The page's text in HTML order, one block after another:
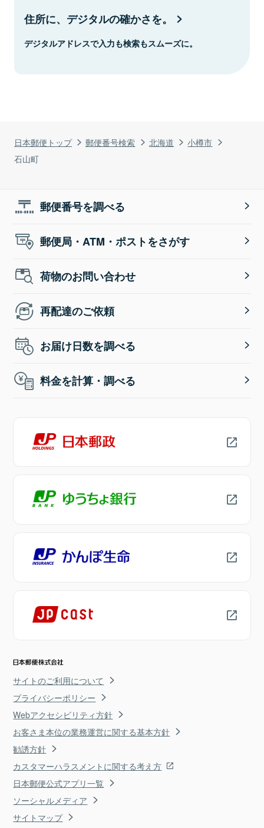
日本郵便トップ 郵便番号検索 北海道
小樽市
石山町
住所に、デジタルの確かさを。
デジタルアドレスで入力も検索もスムーズに。
郵便番号を調べる
郵便局・ATM・ポストをさがす
荷物のお問い合わせ
再配達のご依頼
お届け日数を調べる
料金を計算・調べる
サイトのご利用について
プライバシーポリシー
Webアクセシビリティ方針
お客さま本位の業務運営に関する基本方針
勧誘方針
カスタマーハラスメントに関する考え方
日本郵便公式アプリ一覧
ソーシャルメディア
サイトマップ